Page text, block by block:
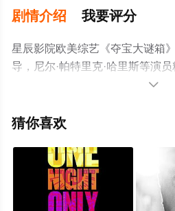
剧情介绍 我要评分
星辰影院欧美综艺《夺宝大谜箱
导，尼尔·帕特里克·哈里斯等演
结局剧情已揭晓（已完结），手
综艺、电视猫或剧情网等平台了解

猜你喜欢